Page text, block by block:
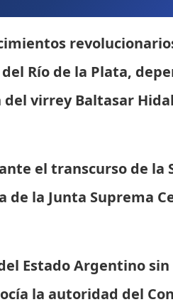
Río de la Plata,
virrey Baltasar
el transcurso de la
la Junta Suprema
Estado Argentino
la autoridad del